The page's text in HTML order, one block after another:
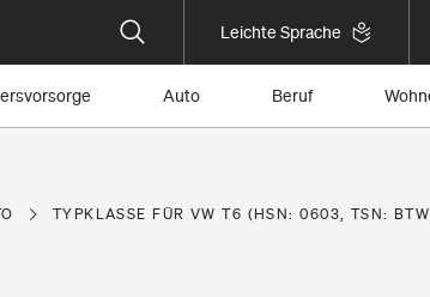
Leichte Sprache
Auto Beruf
TYPKLASSE FÜR VW T6 (HSN: 0603, TSN: